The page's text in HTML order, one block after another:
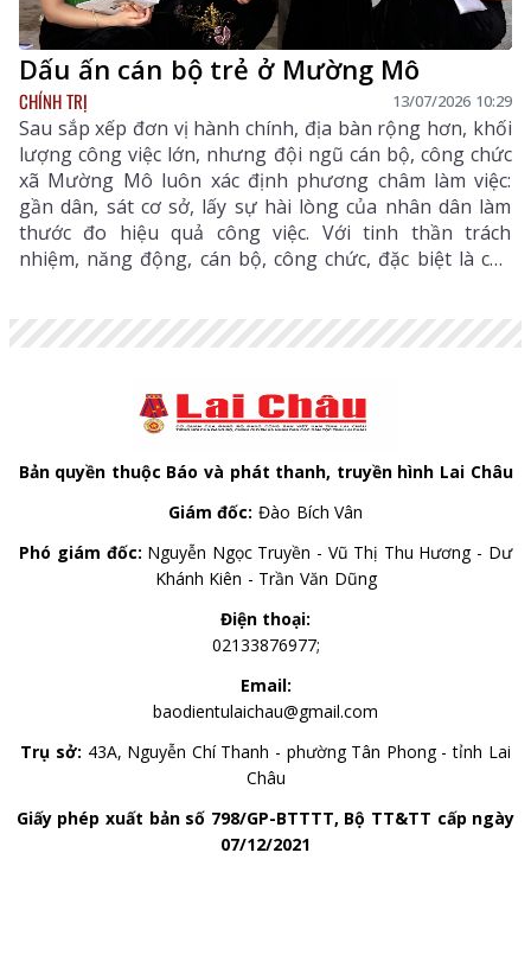
Dấu ấn cán bộ trẻ ở Mường Mô
CHÍNH TRỊ 13/07/2026 10:29
Sau sắp xếp đơn vị hành chính, địa bàn rộng hơn, khối
lượng công việc lớn, nhưng đội ngũ cán bộ, công chức
xã Mường Mô luôn xác định phương châm làm việc:
gần dân, sát cơ sở, lấy sự hài lòng của nhân dân làm
thước đo hiệu quả công việc. Với tinh thần trách
nhiệm, năng động, cán bộ, công chức, đặc biệt là cán
Bản quyền thuộc Báo và phát thanh, truyền hình Lai Châu
Giám đốc: Đào Bích Vân
Phó giám đốc: Nguyễn Ngọc Truyền - Vũ Thị Thu Hương - Dư
Khánh Kiên - Trần Văn Dũng
Điện thoại:
02133876977;
Email:
baodientulaichau@gmail.com
Trụ sở: 43A, Nguyễn Chí Thanh - phường Tân Phong - tỉnh Lai
Châu
Giấy phép xuất bản số 798/GP-BTTTT, Bộ TT&TT cấp ngày
07/12/2021